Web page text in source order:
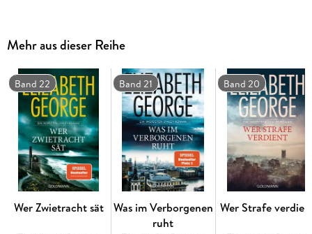
Mehr aus dieser Reihe
Band 22
Wer Zwietracht sät
Band 21
Was im Verborgenen
ruht
Band 20
Wer Strafe